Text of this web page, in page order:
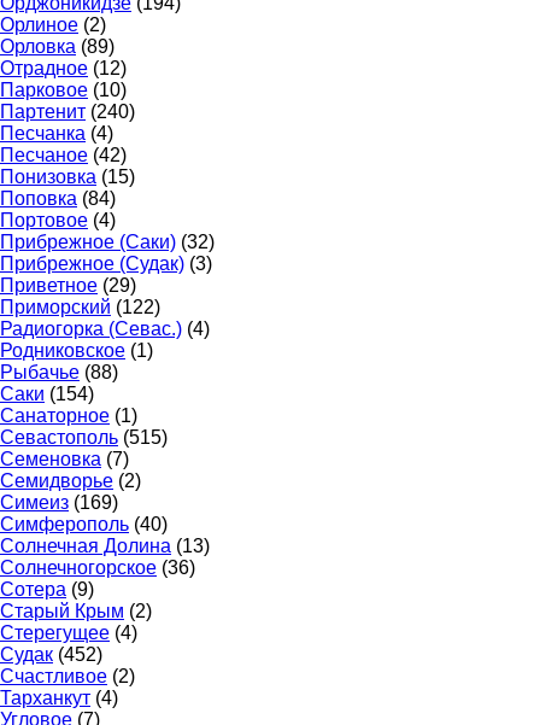
Орлиное (2)
Орловка (89)
Отрадное (12)
Парковое (10)
Партенит (240)
Песчанка (4)
Песчаное (42)
Понизовка (15)
Поповка (84)
Портовое (4)
Прибрежное (Саки) (32)
Прибрежное (Судак) (3)
Приветное (29)
Приморский (122)
Радиогорка (Севас.) (4)
Родниковское (1)
Рыбачье (88)
Саки (154)
Санаторное (1)
Севастополь (515)
Семеновка (7)
Семидворье (2)
Симеиз (169)
Симферополь (40)
Солнечная Долина (13)
Солнечногорское (36)
Сотера (9)
Старый Крым (2)
Стерегущее (4)
Судак (452)
Счастливое (2)
Тарханкут (4)
Угловое (7)